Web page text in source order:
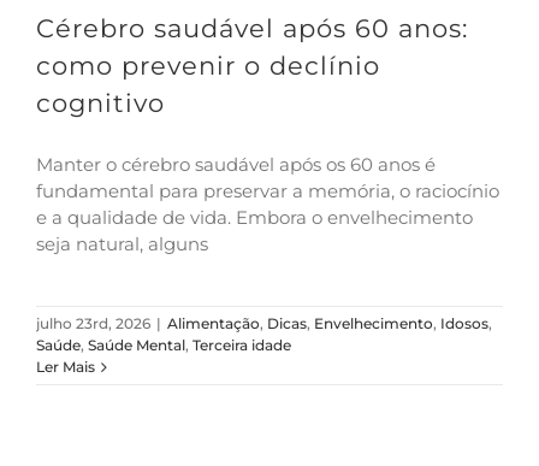
Cérebro saudável após 60 anos:
como prevenir o declínio
cognitivo
Manter o cérebro saudável após os 60 anos é
fundamental para preservar a memória, o raciocínio
e a qualidade de vida. Embora o envelhecimento
seja natural, alguns
julho 23rd, 2026 | Alimentação, Dicas, Envelhecimento, Idosos,
Saúde, Saúde Mental, Terceira idade
Ler Mais